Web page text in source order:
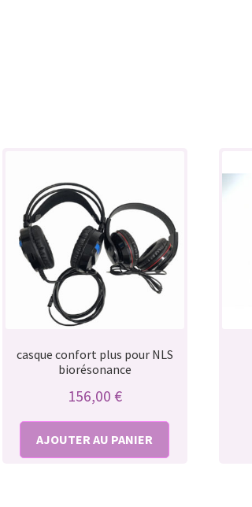
casque confort plus pour NLS
biorésonance
156,00 €
AJOUTER AU PANIER